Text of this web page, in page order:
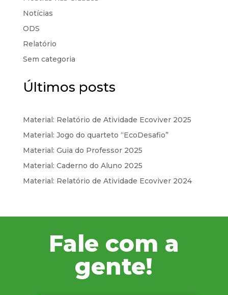
Notícias
ODS
Relatório
Sem categoria
Últimos posts
Material: Relatório de Atividade Ecoviver 2025
Material: Jogo do quarteto “EcoDesafio”
Material: Guia do Professor 2025
Material: Caderno do Aluno 2025
Material: Relatório de Atividade Ecoviver 2024
Fale com a
gente!